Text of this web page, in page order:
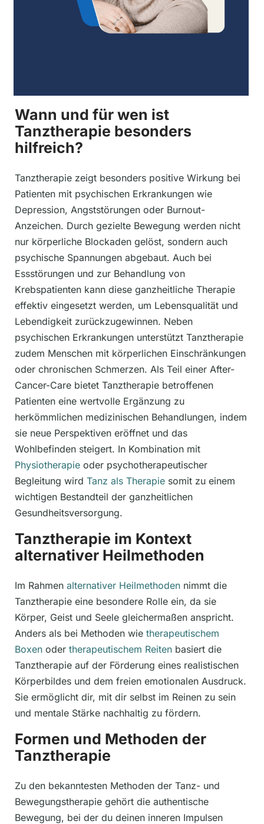
Wann und für wen ist
Tanztherapie besonders
hilfreich?
Tanztherapie zeigt besonders positive Wirkung bei
Patienten mit psychischen Erkrankungen wie
Depression, Angststörungen oder Burnout-
Anzeichen. Durch gezielte Bewegung werden nicht
nur körperliche Blockaden gelöst, sondern auch
psychische Spannungen abgebaut. Auch bei
Essstörungen und zur Behandlung von
Krebspatienten kann diese ganzheitliche Therapie
effektiv eingesetzt werden, um Lebensqualität und
Lebendigkeit zurückzugewinnen. Neben
psychischen Erkrankungen unterstützt Tanztherapie
zudem Menschen mit körperlichen Einschränkungen
oder chronischen Schmerzen. Als Teil einer After-
Cancer-Care bietet Tanztherapie betroffenen
Patienten eine wertvolle Ergänzung zu
herkömmlichen medizinischen Behandlungen, indem
sie neue Perspektiven eröffnet und das
Wohlbefinden steigert. In Kombination mit
Physiotherapie oder psychotherapeutischer
Begleitung wird Tanz als Therapie somit zu einem
wichtigen Bestandteil der ganzheitlichen
Gesundheitsversorgung.
Tanztherapie im Kontext
alternativer Heilmethoden
Im Rahmen alternativer Heilmethoden nimmt die
Tanztherapie eine besondere Rolle ein, da sie
Körper, Geist und Seele gleichermaßen anspricht.
Anders als bei Methoden wie therapeutischem
Boxen oder therapeutischem Reiten basiert die
Tanztherapie auf der Förderung eines realistischen
Körperbildes und dem freien emotionalen Ausdruck.
Sie ermöglicht dir, mit dir selbst im Reinen zu sein
und mentale Stärke nachhaltig zu fördern.
Formen und Methoden der
Tanztherapie
Zu den bekanntesten Methoden der Tanz- und
Bewegungstherapie gehört die authentische
Bewegung, bei der du deinen inneren Impulsen